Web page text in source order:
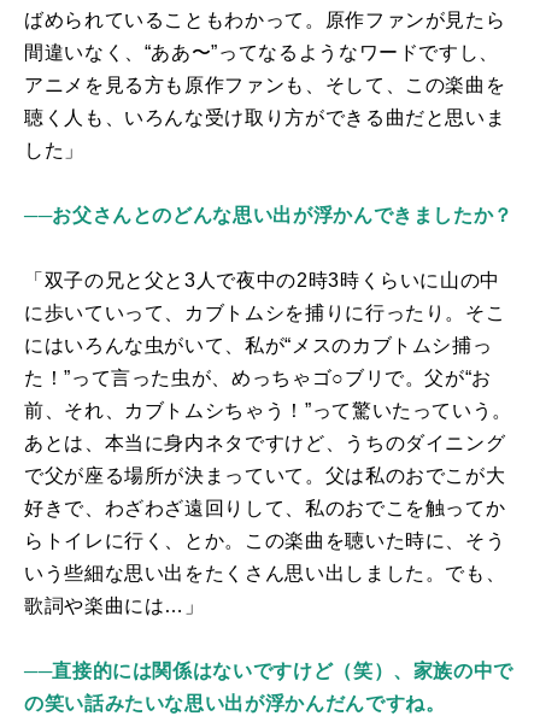
ばめられていることもわかって。原作ファンが見たら
間違いなく、“ああ〜”ってなるようなワードですし、
アニメを見る方も原作ファンも、そして、この楽曲を
聴く人も、いろんな受け取り方ができる曲だと思いま
した」
──お父さんとのどんな思い出が浮かんできましたか？
「双子の兄と父と3 人で夜中の2時3時くらいに山の中
に歩いていって、カブトムシを捕りに行ったり。そこ
にはいろんな虫がいて、私が“メスのカブトムシ捕っ
た！”って言った虫が、めっちゃゴ○ブリで。父が“お
前、それ、カブトムシちゃう！”って驚いたっていう。
あとは、本当に身内ネタですけど、うちのダイニング
で父が座る場所が決まっていて。父は私のおでこが大
好きで、わざわざ遠回りして、私のおでこを触ってか
らトイレに行く、とか。この楽曲を聴いた時に、そう
いう些細な思い出をたくさん思い出しました。でも、
歌詞や楽曲には…」
──直接的には関係はないですけど（笑）、家族の中で
の笑い話みたいな思い出が浮かんだんですね。